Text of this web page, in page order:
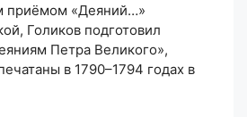
приёмом «Деяний…»
Голиков подготовил
Петра Великого»,
в 1790–1794 годах в